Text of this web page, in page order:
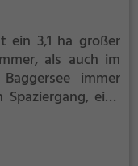
ein 3,1 ha großer
als auch im
immer
eine
zahlreiche